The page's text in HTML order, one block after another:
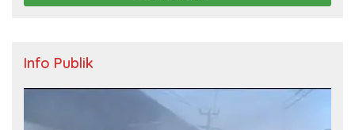
Info Publik